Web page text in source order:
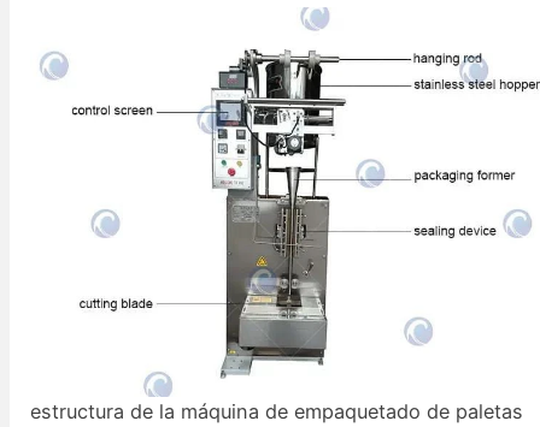
estructura de la máquina de empaquetado de paletas